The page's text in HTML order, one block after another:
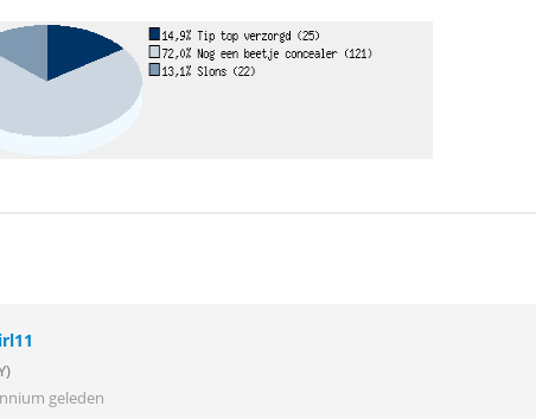
geleden